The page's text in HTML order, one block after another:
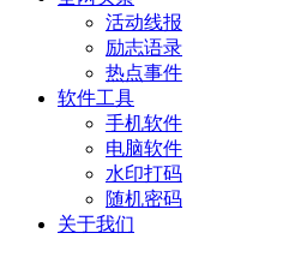
活动线报
励志语录
热点事件
软件工具
手机软件
电脑软件
水印打码
随机密码
关于我们